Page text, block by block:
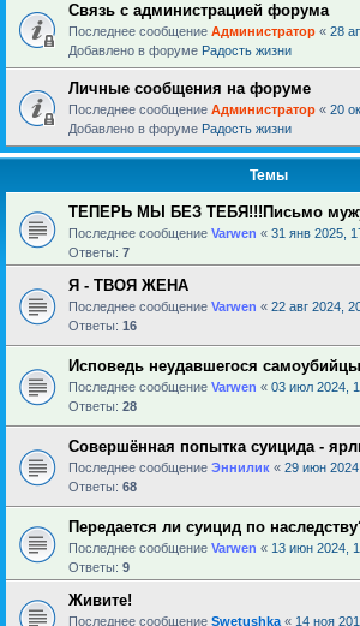
Связь с администрацией форума
Последнее сообщение Администратор « 28
Добавлено в форуме Радость жизни
Личные сообщения на форуме
Последнее сообщение Администратор « 20
Добавлено в форуме Радость жизни
Темы
ТЕПЕРЬ МЫ БЕЗ ТЕБЯ!!!Письмо
Последнее сообщение Varwen « 31 янв 2025,
Ответы: 7
Я - ТВОЯ ЖЕНА
Последнее сообщение Varwen « 22 авг 2024,
Ответы: 16
Исповедь неудавшегося
Последнее сообщение Varwen « 03 июл 2024,
Ответы: 28
Совершённая попытка суицида -
Последнее сообщение Эннилик « 29 июн
Ответы: 68
Передается ли суицид по
Последнее сообщение Varwen « 13 июн 2024,
Ответы: 9
Живите!
Последнее сообщение Swetushka « 14 ноя